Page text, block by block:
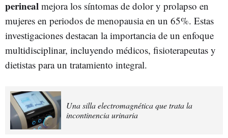
perineal mejora los síntomas de dolor y prolapso en
mujeres en periodos de menopausia en un 65%. Estas
investigaciones destacan la importancia de un enfoque
multidisciplinar, incluyendo médicos, fisioterapeutas y
dietistas para un tratamiento integral.
Una silla electromagnética que trata la
incontinencia urinaria